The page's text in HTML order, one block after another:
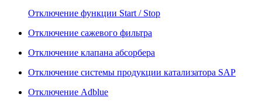
Отключение функции Start / Stop
Отключение сажевого фильтра
Отключение клапана абсорбера
Отключение системы продукции катализатора SAP
Отключение Adblue